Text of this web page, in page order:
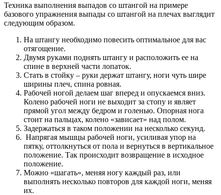
Техника выполнения выпадов со штангой на примере
базового упражнения выпады со штангой на плечах выглядит
следующим образом.
На штангу необходимо повесить оптимальное для вас
отягощение.
Двумя руками поднять штангу и расположить ее на
спине в верхней части лопаток.
Стать в стойку – руки держат штангу, ноги чуть шире
ширины плеч, спина ровная.
Рабочей ногой делаем шаг вперед и опускаемся вниз.
Колено рабочей ноги не выходит за стопу и являет
прямой угол между бедром и голенью. Опорная нога
стоит на пальцах, колено «зависает» над полом.
Задержаться в таком положении на несколько секунд.
Напрягая мышцы рабочей ноги, усиливая упор на
пятку, оттолкнуться от пола и вернуться в вертикальное
положение. Так происходит возвращение в исходное
положение.
Можно «шагать», меняя ногу каждый раз, или
выполнять несколько повторов для каждой ноги, меняя
их.